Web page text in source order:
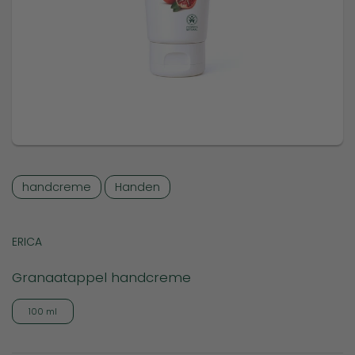
handcreme Handen
ERICA
Granaatappel handcreme
100 ml